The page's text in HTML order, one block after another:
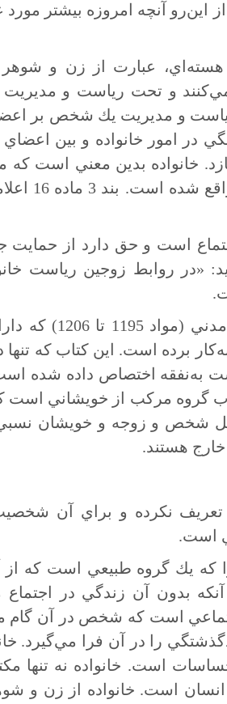
اين‌رو آنچه امروزه بيشتر مورد
هسته‌اي، عبارت از زن و
و تحت رياست و
رياست و مديريت يك شخص بر
در امور خانواده و بين اعضاي
خانواده بدين معني است كه
جهاني
است و حق دارد از حمايت
مي‌گويد: «در روابط زوجين رياست
ليكن كتاب نهم از
برده است. اين كتاب كه
و شامل 12 ماده است به‌نفقه اختصاص
گروه مركب از خويشاني است كه
شخص و زوجه و خويشان
هستند.
را تعريف نكرده و براي آن
است.
كه يك گروه طبيعي است كه از
بدون آن زندگي در اجتماع
است كه شخص در آن گام
را در آن فرا مي‌گيرد.
است. خانواده نه تنها
است. خانواده از زن و